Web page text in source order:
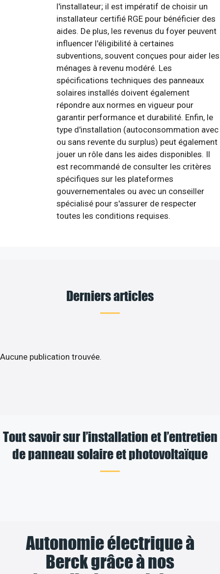
l'installateur; il est impératif de choisir un
installateur certifié RGE pour bénéficier des
aides. De plus, les revenus du foyer peuvent
influencer l'éligibilité à certaines
subventions, souvent conçues pour aider les
ménages à revenu modéré. Les
spécifications techniques des panneaux
solaires installés doivent également
répondre aux normes en vigueur pour
garantir performance et durabilité. Enfin, le
type d'installation (autoconsommation avec
ou sans revente du surplus) peut également
jouer un rôle dans les aides disponibles. Il
est recommandé de consulter les critères
spécifiques sur les plateformes
gouvernementales ou avec un conseiller
spécialisé pour s'assurer de respecter
toutes les conditions requises.
Derniers articles
Aucune publication trouvée.
Tout savoir sur l’installation et l’entretien
de panneau solaire et photovoltaïque
Autonomie électrique à
Berck grâce à nos